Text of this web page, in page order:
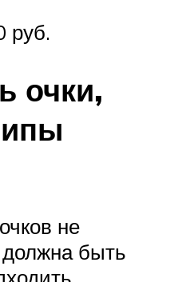
руб.
очки,
не
быть